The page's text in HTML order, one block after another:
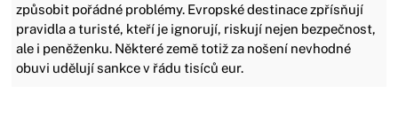
způsobit pořádné problémy. Evropské destinace zpřísňují
pravidla a turisté, kteří je ignorují, riskují nejen bezpečnost,
ale i peněženku. Některé země totiž za nošení nevhodné
obuvi udělují sankce v řádu tisíců eur.